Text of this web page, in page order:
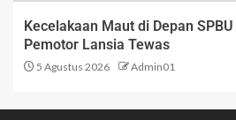
Kecelakaan Maut di Depan
Pemotor Lansia Tewas
5 Agustus 2026 Admin01